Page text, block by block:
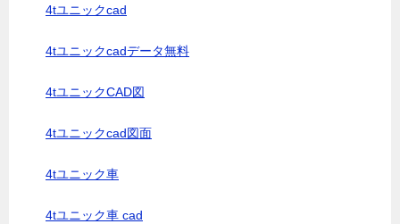
4tユニックcad
4tユニックcadデータ無料
4tユニックCAD図
4tユニックcad図面
4tユニック車
4tユニック車 cad